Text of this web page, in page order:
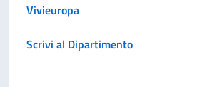
Vivieuropa
Scrivi al Dipartimento